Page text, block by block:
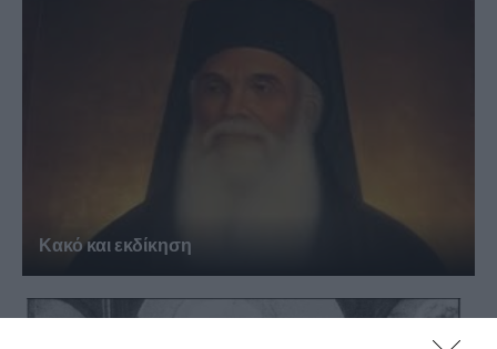
Κακό και εκδίκηση